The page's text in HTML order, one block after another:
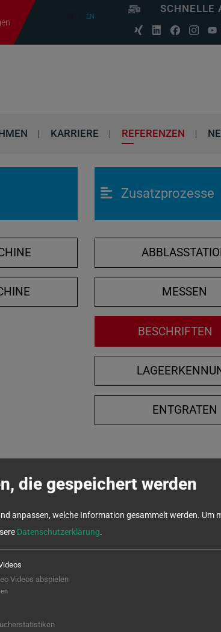
EN
SCHNELLE
KARRIERE REFERENZEN
Zusatzprozesse
MESSEN
BESCHRIFTEN
ENTGRATEN
die gespeichert werden
anpassen, welche Information gesammelt werden. Um
Datenschutzerklärung.
Videos abspielen